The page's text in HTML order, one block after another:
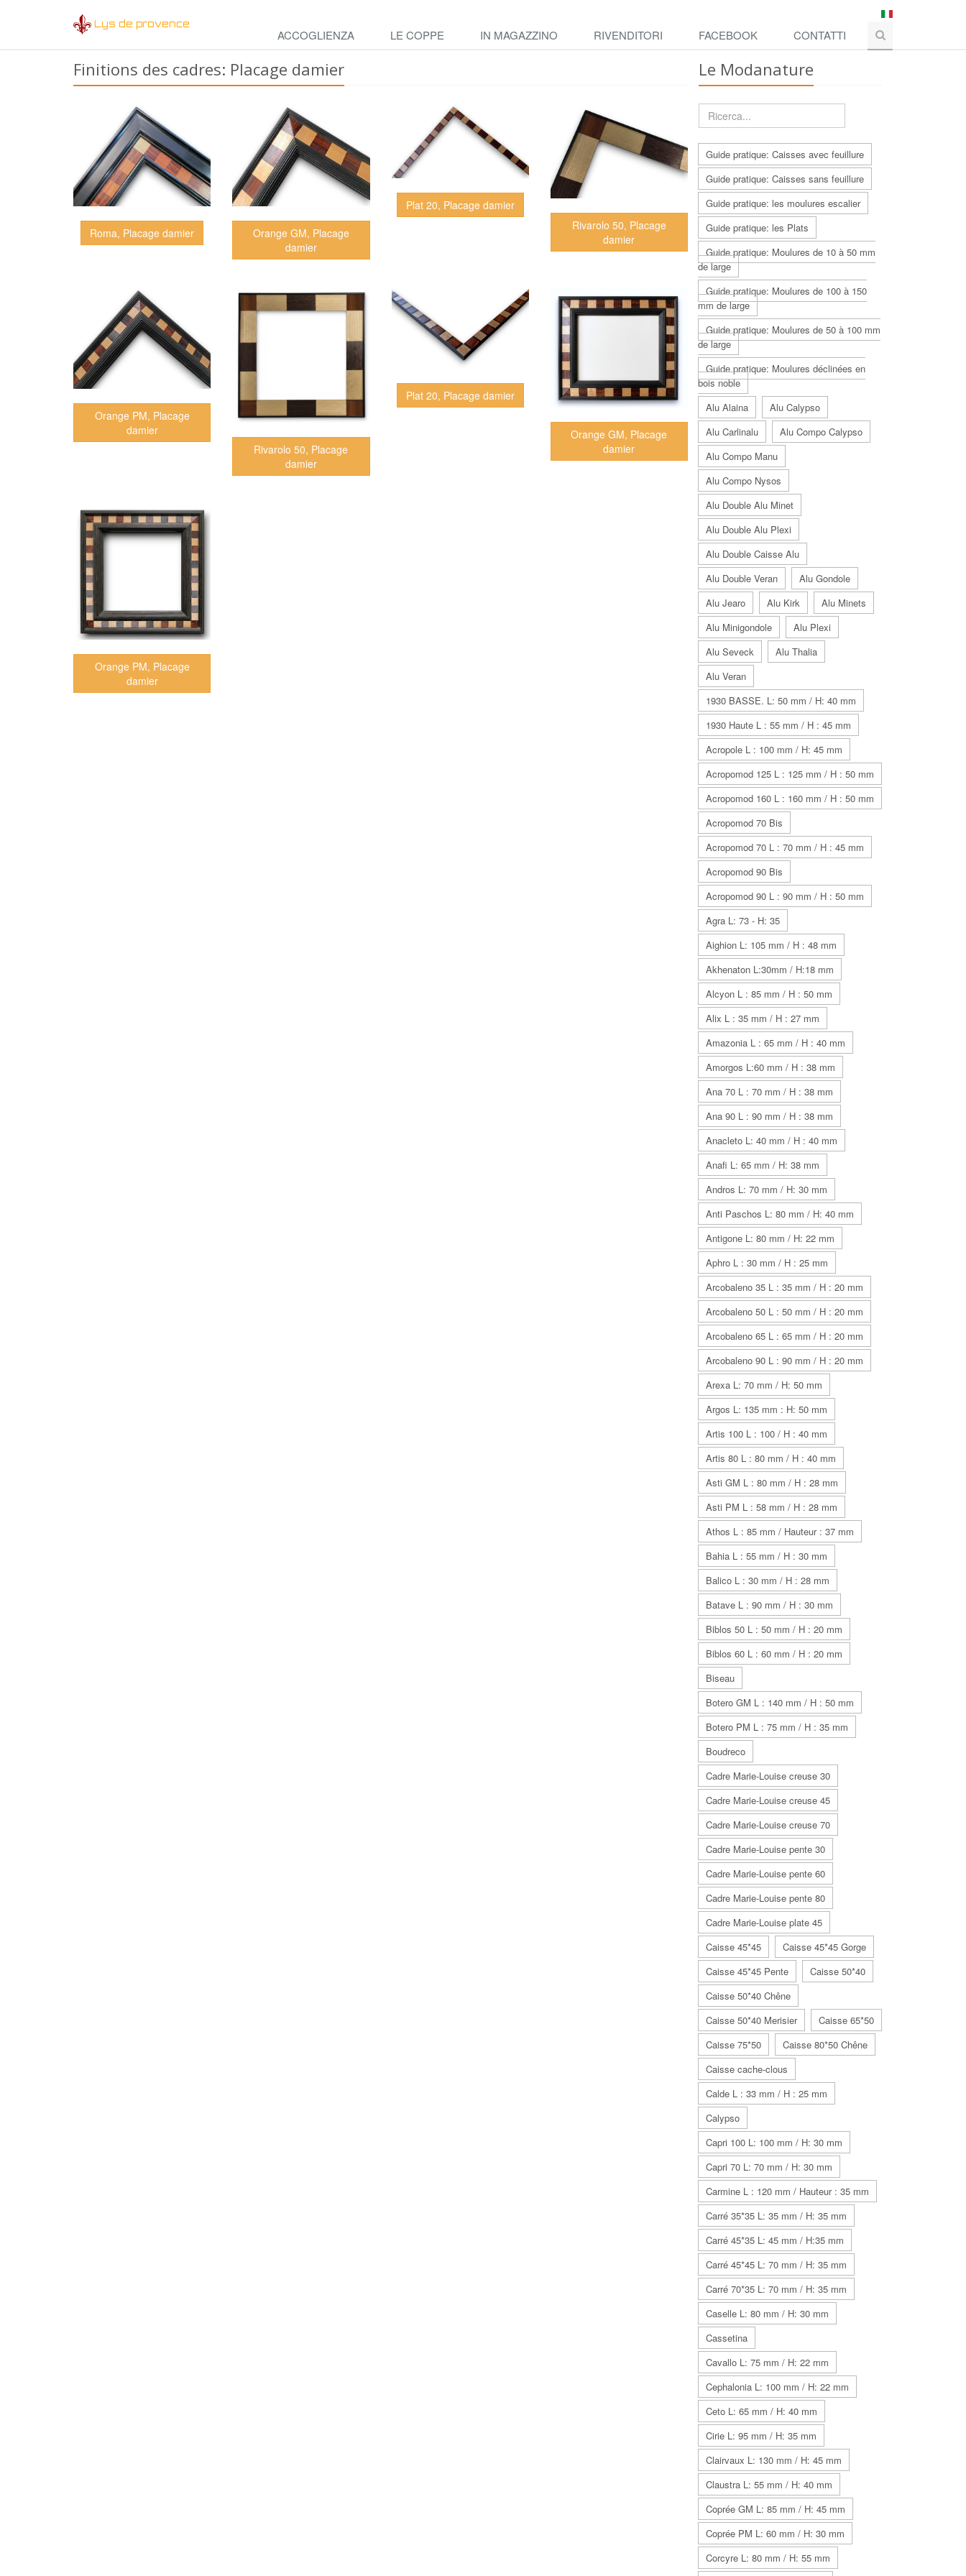
Lys de provence
ACCOGLIENZA LE COPPE IN MAGAZZINO RIVENDITORI FACEBOOK CONTATTI
Finitions des cadres: Placage damier
Roma, Placage damier
Orange GM, Placage
damier
Plat 20, Placage damier
Rivarolo 50, Placage
damier
Orange PM, Placage
damier
Rivarolo 50, Placage
damier
Plat 20, Placage damier
Orange GM, Placage
damier
Orange PM, Placage
damier
Le Modanature
Guide pratique: Caisses avec feuillure
Guide pratique: Caisses sans feuillure
Guide pratique: les moulures escalier
Guide pratique: les Plats
Guide pratique: Moulures de 10 à 50 mm
de large
Guide pratique: Moulures de 100 à 150
mm de large
Guide pratique: Moulures de 50 à 100 mm
de large
Guide pratique: Moulures déclinées en
bois noble
Alu Alaina
Alu Calypso
Alu Carlinalu
Alu Compo Calypso
Alu Compo Manu
Alu Compo Nysos
Alu Double Alu Minet
Alu Double Alu Plexi
Alu Double Caisse Alu
Alu Double Veran
Alu Gondole
Alu Jearo
Alu Kirk
Alu Minets
Alu Minigondole
Alu Plexi
Alu Seveck
Alu Thalia
Alu Veran
1930 BASSE. L: 50 mm / H: 40 mm
1930 Haute L : 55 mm / H : 45 mm
Acropole L : 100 mm / H: 45 mm
Acropomod 125 L : 125 mm / H : 50 mm
Acropomod 160 L : 160 mm / H : 50 mm
Acropomod 70 Bis
Acropomod 70 L : 70 mm / H : 45 mm
Acropomod 90 Bis
Acropomod 90 L : 90 mm / H : 50 mm
Agra L: 73 - H: 35
Aighion L: 105 mm / H : 48 mm
Akhenaton L:30mm / H:18 mm
Alcyon L : 85 mm / H : 50 mm
Alix L : 35 mm / H : 27 mm
Amazonia L : 65 mm / H : 40 mm
Amorgos L:60 mm / H : 38 mm
Ana 70 L : 70 mm / H : 38 mm
Ana 90 L : 90 mm / H : 38 mm
Anacleto L: 40 mm / H : 40 mm
Anafi L: 65 mm / H: 38 mm
Andros L: 70 mm / H: 30 mm
Anti Paschos L: 80 mm / H: 40 mm
Antigone L: 80 mm / H: 22 mm
Aphro L : 30 mm / H : 25 mm
Arcobaleno 35 L : 35 mm / H : 20 mm
Arcobaleno 50 L : 50 mm / H : 20 mm
Arcobaleno 65 L : 65 mm / H : 20 mm
Arcobaleno 90 L : 90 mm / H : 20 mm
Arexa L: 70 mm / H: 50 mm
Argos L: 135 mm : H: 50 mm
Artis 100 L : 100 / H : 40 mm
Artis 80 L : 80 mm / H : 40 mm
Asti GM L : 80 mm / H : 28 mm
Asti PM L : 58 mm / H : 28 mm
Athos L : 85 mm / Hauteur : 37 mm
Bahia L : 55 mm / H : 30 mm
Balico L : 30 mm / H : 28 mm
Batave L : 90 mm / H : 30 mm
Biblos 50 L : 50 mm / H : 20 mm
Biblos 60 L : 60 mm / H : 20 mm
Biseau
Botero GM L : 140 mm / H : 50 mm
Botero PM L : 75 mm / H : 35 mm
Boudreco
Cadre Marie-Louise creuse 30
Cadre Marie-Louise creuse 45
Cadre Marie-Louise creuse 70
Cadre Marie-Louise pente 30
Cadre Marie-Louise pente 60
Cadre Marie-Louise pente 80
Cadre Marie-Louise plate 45
Caisse 45*45
Caisse 45*45 Gorge
Caisse 45*45 Pente
Caisse 50*40
Caisse 50*40 Chêne
Caisse 50*40 Merisier
Caisse 65*50
Caisse 75*50
Caisse 80*50 Chêne
Caisse cache-clous
Calde L : 33 mm / H : 25 mm
Calypso
Capri 100 L: 100 mm / H: 30 mm
Capri 70 L: 70 mm / H: 30 mm
Carmine L : 120 mm / Hauteur : 35 mm
Carré 35*35 L: 35 mm / H: 35 mm
Carré 45*35 L: 45 mm / H:35 mm
Carré 45*45 L: 70 mm / H: 35 mm
Carré 70*35 L: 70 mm / H: 35 mm
Caselle L: 80 mm / H: 30 mm
Cassetina
Cavallo L: 75 mm / H: 22 mm
Cephalonia L: 100 mm / H: 22 mm
Ceto L: 65 mm / H: 40 mm
Cirie L: 95 mm / H: 35 mm
Clairvaux L: 130 mm / H: 45 mm
Claustra L: 55 mm / H: 40 mm
Coprée GM L: 85 mm / H: 45 mm
Coprée PM L: 60 mm / H: 30 mm
Corcyre L: 80 mm / H: 55 mm